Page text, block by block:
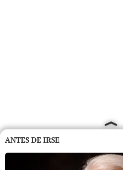
ANTES DE IRSE